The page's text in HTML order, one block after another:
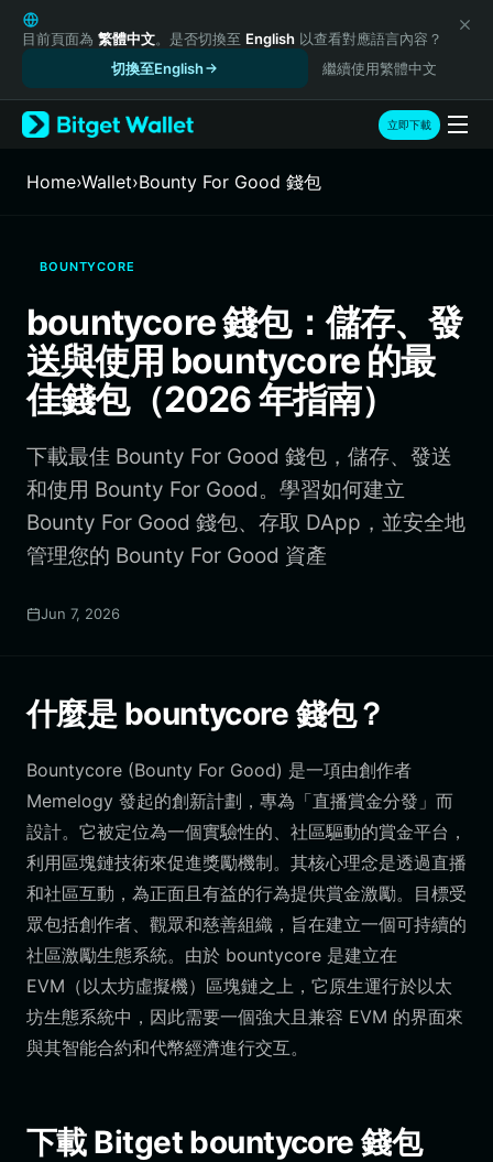
English
日本語
Русский
Español (Latinoamérica)
Türkçe
Italiano
繁體中文
Português (Portugal)
Bahasa Indonesia
ภาษาไทย
हिन्दी
Português (Brasil)
Español (Argentina)
目前頁面為 繁體中文。是否切換至 English 以查看對應語言內容？
切換至English
繼續使用繁體中文
立即下載
Home›Wallet›Bounty For Good 錢包
BOUNTYCORE
bountycore 錢包：儲存、發
送與使用 bountycore 的最
佳錢包（2026 年指南）
下載最佳 Bounty For Good 錢包，儲存、發送
和使用 Bounty For Good。學習如何建立
Bounty For Good 錢包、存取 DApp，並安全地
管理您的 Bounty For Good 資產
Jun 7, 2026
什麼是 bountycore 錢包？
Bountycore (Bounty For Good) 是一項由創作者
Memelogy 發起的創新計劃，專為「直播賞金分發」而
設計。它被定位為一個實驗性的、社區驅動的賞金平台，
利用區塊鏈技術來促進獎勵機制。其核心理念是透過直播
和社區互動，為正面且有益的行為提供賞金激勵。目標受
眾包括創作者、觀眾和慈善組織，旨在建立一個可持續的
社區激勵生態系統。由於 bountycore 是建立在
EVM（以太坊虛擬機）區塊鏈之上，它原生運行於以太
坊生態系統中，因此需要一個強大且兼容 EVM 的界面來
與其智能合約和代幣經濟進行交互。
下載 Bitget bountycore 錢包